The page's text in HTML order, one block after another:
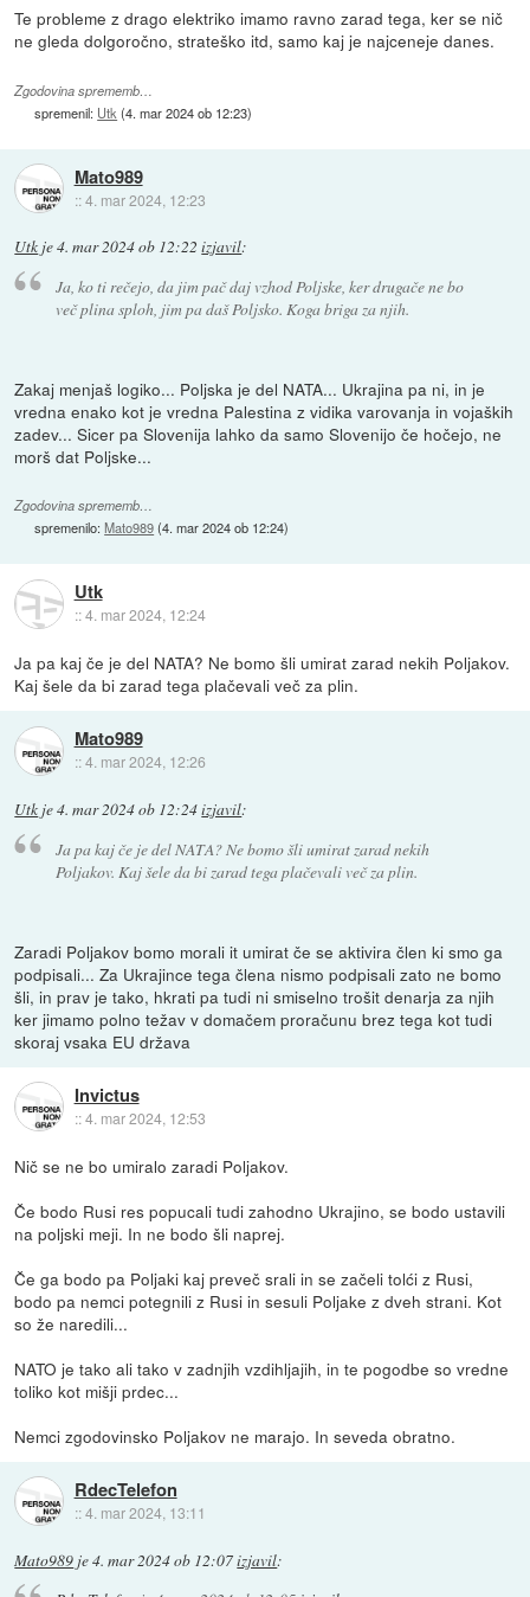
Te probleme z drago elektriko imamo ravno zarad tega, ker se nič
ne gleda dolgoročno, strateško itd, samo kaj je najceneje danes.
Zgodovina sprememb…
spremenil: Utk (4. mar 2024 ob 12:23)
Mato989
::4. mar 2024, 12:23
Utk je4. mar 2024 ob 12:22 izjavil:
Ja, ko ti rečejo, da jim pač daj vzhod Poljske, ker drugače ne bo
več plina sploh, jim pa daš Poljsko. Koga briga za njih.
Zakaj menjaš logiko... Poljska je del NATA... Ukrajina pa ni, in je
vredna enako kot je vredna Palestina z vidika varovanja in vojaških
zadev... Sicer pa Slovenija lahko da samo Slovenijo če hočejo, ne
morš dat Poljske...
Zgodovina sprememb…
spremenilo:Mato989(4. mar 2024 ob 12:24)
Utk
::4. mar 2024, 12:24
Ja pa kaj če je del NATA? Ne bomo šli umirat zarad nekih Poljakov.
Kaj šele da bi zarad tega plačevali več za plin.
Mato989
::4. mar 2024, 12:26
Utk je4. mar 2024 ob 12:24izjavil:
Ja pa kaj če je del NATA? Ne bomo šli umirat zarad nekih
Poljakov. Kaj šele da bi zarad tega plačevali več za plin.
Zaradi Poljakov bomo morali it umirat če se aktivira člen ki smo ga
podpisali... Za Ukrajince tega člena nismo podpisali zato ne bomo
šli, in prav je tako, hkrati pa tudi ni smiselno trošit denarja za njih
ker jimamo polno težav v domačem proračunu brez tega kot tudi
skoraj vsaka EU država
Invictus
::4. mar 2024, 12:53
Nič se ne bo umiralo zaradi Poljakov.
Če bodo Rusi res popucali tudi zahodno Ukrajino, se bodo ustavili
na poljski meji. In ne bodo šli naprej.
Če ga bodo pa Poljaki kaj preveč srali in se začeli tolći z Rusi,
bodo pa nemci potegnili z Rusi in sesuli Poljake z dveh strani. Kot
so že naredili...
NATO je tako ali tako v zadnjih vzdihljajih, in te pogodbe so vredne
toliko kot mišji prdec...
Nemci zgodovinsko Poljakov ne marajo. In seveda obratno.
RdecTelefon
::4. mar 2024, 13:11
Mato989 je4. mar 2024 ob 12:07izjavil: